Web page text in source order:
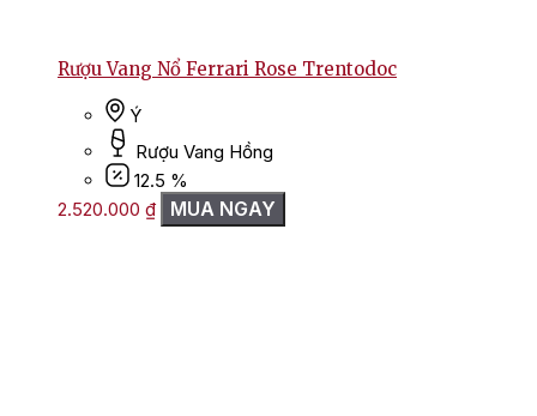
Rượu Vang Nổ Ferrari Rose Trentodoc
Ý
Rượu Vang Hồng
12.5 %
2.520.000 ₫ MUA NGAY